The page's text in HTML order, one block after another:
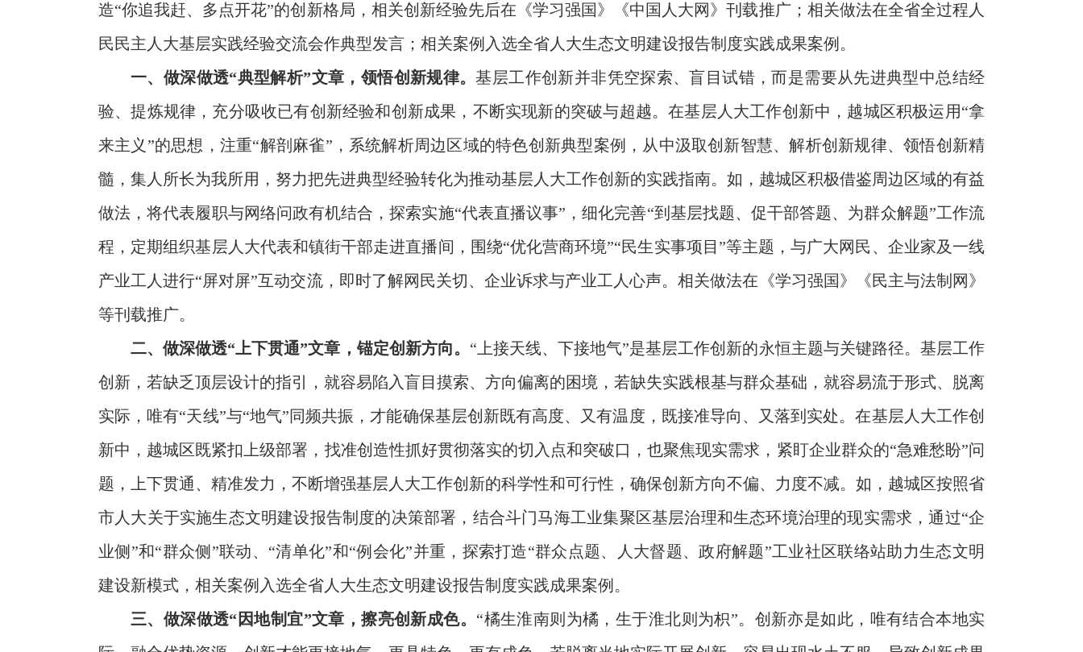
造“你追我赶、多点开花”的创新格局，相关创新经验先后在《学习强国》《中国人大网》刊载推广；相关做法在全省全过程人
民民主人大基层实践经验交流会作典型发言；相关案例入选全省人大生态文明建设报告制度实践成果案例。
一、做深做透“典型解析”文章，领悟创新规律。基层工作创新并非凭空探索、盲目试错，而是需要从先进典型中总结经
验、提炼规律，充分吸收已有创新经验和创新成果，不断实现新的突破与超越。在基层人大工作创新中，越城区积极运用“拿
来主义”的思想，注重“解剖麻雀”，系统解析周边区域的特色创新典型案例，从中汲取创新智慧、解析创新规律、领悟创新精
髓，集人所长为我所用，努力把先进典型经验转化为推动基层人大工作创新的实践指南。如，越城区积极借鉴周边区域的有益
做法，将代表履职与网络问政有机结合，探索实施“代表直播议事”，细化完善“到基层找题、促干部答题、为群众解题”工作流
程，定期组织基层人大代表和镇街干部走进直播间，围绕“优化营商环境”“民生实事项目”等主题，与广大网民、企业家及一线
产业工人进行“屏对屏”互动交流，即时了解网民关切、企业诉求与产业工人心声。相关做法在《学习强国》《民主与法制网》
等刊载推广。
二、做深做透“上下贯通”文章，锚定创新方向。 “上接天线、下接地气”是基层工作创新的永恒主题与关键路径。基层工作
创新，若缺乏顶层设计的指引，就容易陷入盲目摸索、方向偏离的困境，若缺失实践根基与群众基础，就容易流于形式、脱离
实际，唯有“天线”与“地气”同频共振，才能确保基层创新既有高度、又有温度，既接准导向、又落到实处。在基层人大工作创
新中，越城区既紧扣上级部署，找准创造性抓好贯彻落实的切入点和突破口，也聚焦现实需求，紧盯企业群众的“急难愁盼”问
题，上下贯通、精准发力，不断增强基层人大工作创新的科学性和可行性，确保创新方向不偏、力度不减。如，越城区按照省
市人大关于实施生态文明建设报告制度的决策部署，结合斗门马海工业集聚区基层治理和生态环境治理的现实需求，通过“企
业侧”和“群众侧”联动、“清单化”和“例会化”并重，探索打造“群众点题、人大督题、政府解题”工业社区联络站助力生态文明
建设新模式，相关案例入选全省人大生态文明建设报告制度实践成果案例。
三、做深做透“因地制宜”文章，擦亮创新成色。‌ “橘生淮南则为橘，生于淮北则为枳”。创新亦是如此，唯有结合本地实